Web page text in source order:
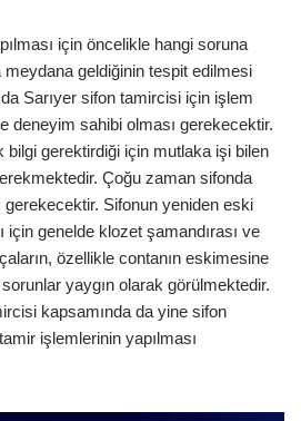
için öncelikle hangi soruna
meydana geldiğinin tespit edilmesi
Sarıyer sifon tamircisi için işlem
deneyim sahibi olması gerekecektir.
bilgi gerektirdiği için mutlaka işi bilen
Çoğu zaman sifonda
gerekecektir. Sifonun yeniden eski
için genelde klozet şamandırası ve
özellikle contanın eskimesine
yaygın olarak görülmektedir.
kapsamında da yine sifon
işlemlerinin yapılması